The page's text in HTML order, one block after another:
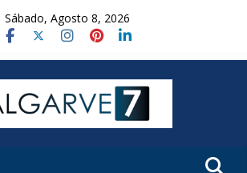
Sábado, Agosto 8, 2026